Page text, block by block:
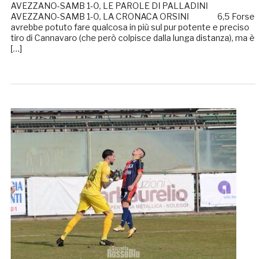
AVEZZANO-SAMB 1-0, LE PAROLE DI PALLADINI
AVEZZANO-SAMB 1-0, LA CRONACA ORSINI 6,5 Forse
avrebbe potuto fare qualcosa in più sul pur potente e preciso
tiro di Cannavaro (che però colpisce dalla lunga distanza), ma è
[…]